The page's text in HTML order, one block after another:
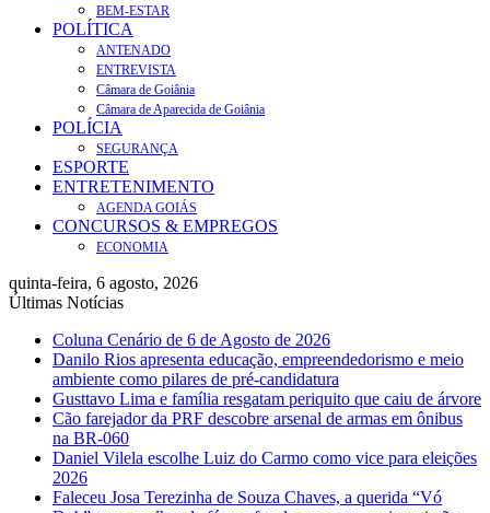
BEM-ESTAR
POLÍTICA
ANTENADO
ENTREVISTA
Câmara de Goiânia
Câmara de Aparecida de Goiânia
POLÍCIA
SEGURANÇA
ESPORTE
ENTRETENIMENTO
AGENDA GOIÁS
CONCURSOS & EMPREGOS
ECONOMIA
quinta-feira, 6 agosto, 2026
Últimas Notícias
Coluna Cenário de 6 de Agosto de 2026
Danilo Rios apresenta educação, empreendedorismo e meio
ambiente como pilares de pré-candidatura
Gusttavo Lima e família resgatam periquito que caiu de árvore
Cão farejador da PRF descobre arsenal de armas em ônibus
na BR-060
Daniel Vilela escolhe Luiz do Carmo como vice para eleições
2026
Faleceu Josa Terezinha de Souza Chaves, a querida “Vó